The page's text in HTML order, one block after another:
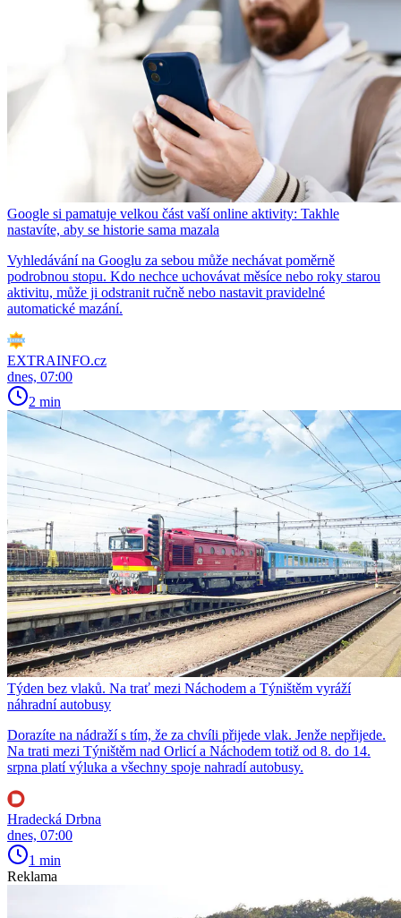
Google si pamatuje velkou část vaší online aktivity: Takhle
nastavíte, aby se historie sama mazala
Vyhledávání na Googlu za sebou může nechávat poměrně
podrobnou stopu. Kdo nechce uchovávat měsíce nebo roky starou
aktivitu, může ji odstranit ručně nebo nastavit pravidelné
automatické mazání.
EXTRAINFO.cz
dnes, 07:00
2 min
Týden bez vlaků. Na trať mezi Náchodem a Týništěm vyráží
náhradní autobusy
Dorazíte na nádraží s tím, že za chvíli přijede vlak. Jenže nepřijede.
Na trati mezi Týništěm nad Orlicí a Náchodem totiž od 8. do 14.
srpna platí výluka a všechny spoje nahradí autobusy.
Hradecká Drbna
dnes, 07:00
1 min
Reklama